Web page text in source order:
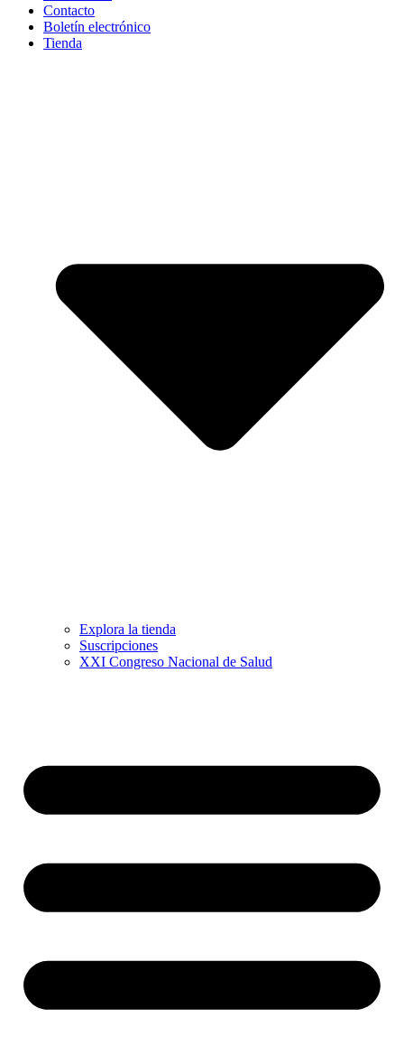
Contacto
Boletín electrónico
Tienda
Explora la tienda
Suscripciones
XXI Congreso Nacional de Salud